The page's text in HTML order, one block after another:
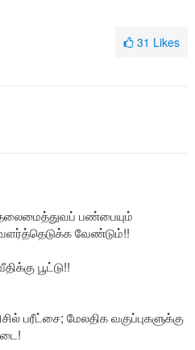
31 Likes
பண்பையும்
வேண்டும்!!
பூட்டு!!
பரீட்சை; மேலதிக வகுப்புகளுக்கு